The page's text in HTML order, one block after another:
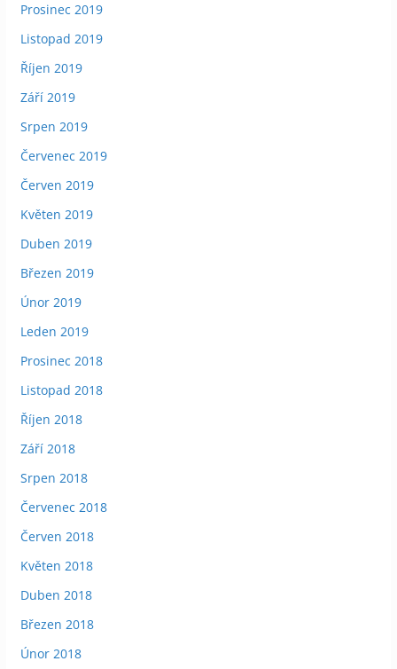
Prosinec 2019
Listopad 2019
Říjen 2019
Září 2019
Srpen 2019
Červenec 2019
Červen 2019
Květen 2019
Duben 2019
Březen 2019
Únor 2019
Leden 2019
Prosinec 2018
Listopad 2018
Říjen 2018
Září 2018
Srpen 2018
Červenec 2018
Červen 2018
Květen 2018
Duben 2018
Březen 2018
Únor 2018